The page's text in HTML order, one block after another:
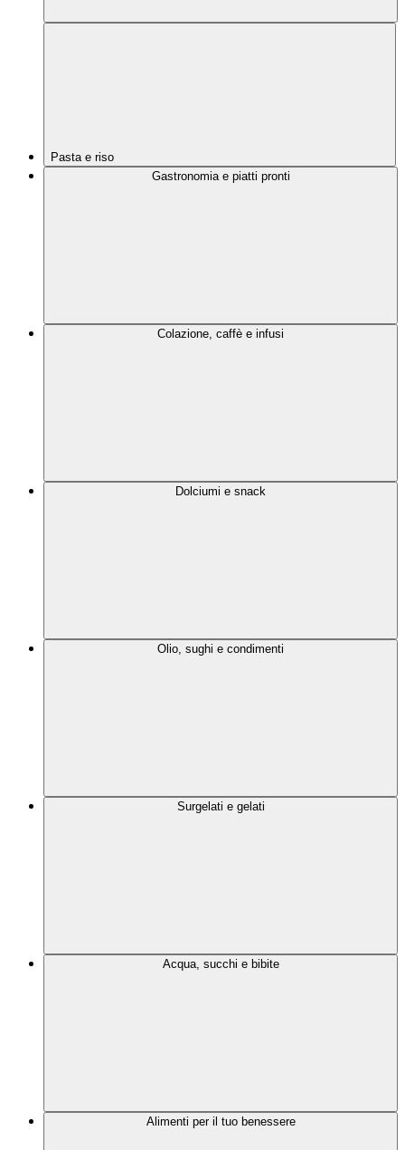
Pasta e riso
Gastronomia e piatti pronti
Colazione, caffè e infusi
Dolciumi e snack
Olio, sughi e condimenti
Surgelati e gelati
Acqua, succhi e bibite
Alimenti per il tuo benessere